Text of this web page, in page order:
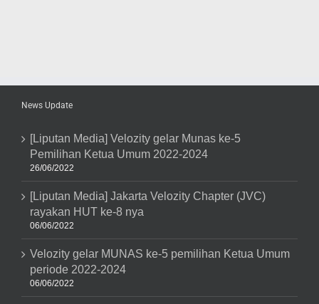
News Update
[Liputan Media] Velozity gelar Munas ke-5
Pemilihan Ketua Umum 2022-2024
26/06/2022
[Liputan Media] Jakarta Velozity Chapter (JVC)
rayakan HUT ke-8 nya
06/06/2022
Velozity gelar MUNAS ke-5 pemilihan Ketua Umum
periode 2022-2024
06/06/2022